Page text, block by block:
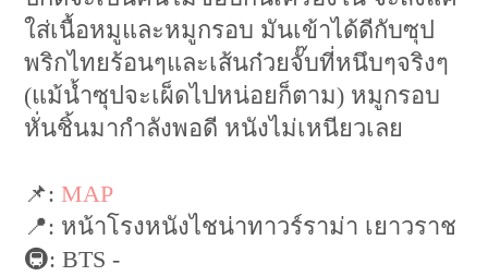
ใส่เนื้อหมูและหมูกรอบ มันเข้าได้ดีกับซุป
พริกไทยร้อนๆและเส้นก๋วยจั๊บที่หนึบๆจริงๆ
(แม้น้ำซุปจะเผ็ดไปหน่อยก็ตาม) หมูกรอบ
หั่นชิ้นมากำลังพอดี หนังไม่เหนียวเลย
📌: MAP
📍: หน้าโรงหนังไชน่าทาวร์ราม่า เยาวราช
🚇: BTS -